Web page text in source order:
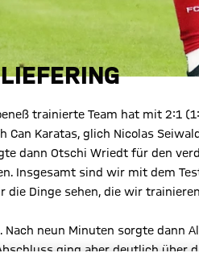
trainierte Team hat mit 2:1
Karatas, glich Nicolas
dann Otschi Wriedt für den
Insgesamt sind wir mit dem
Dinge sehen, die wir
neun Minuten sorgte dann
ging aber deutlich über